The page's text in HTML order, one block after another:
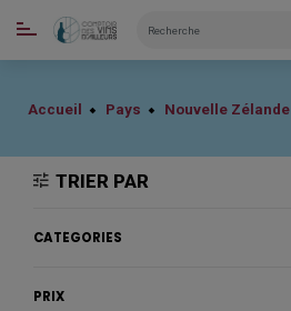
CATÉGORIES
Accueil Pays Nouvelle Zélande
TRIER PAR
CATÉGORIES
PRIX